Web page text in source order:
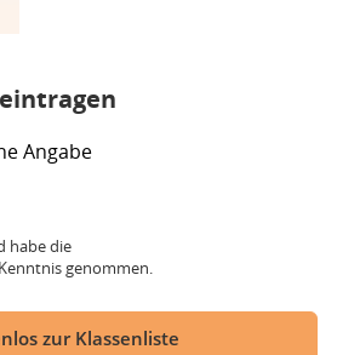
Angabe
habe die
genommen.
zur Klassenliste